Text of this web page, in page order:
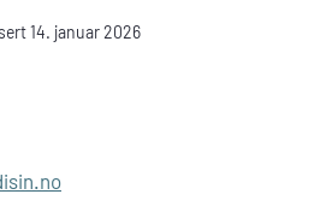
14. januar 2026